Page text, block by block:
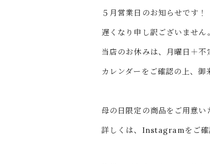
５月営業日のお知らせです！
遅くなり申し訳ございません
当店のお休みは、月曜日＋不
カレンダーをご確認の上、御
母の日限定の商品をご用意い
詳しくは、Instagramをご確